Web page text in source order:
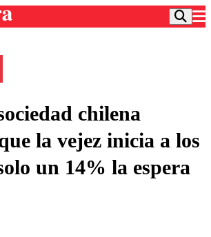
TV
Colo
Social
chilena
la vejez inicia a los
un 14% la espera